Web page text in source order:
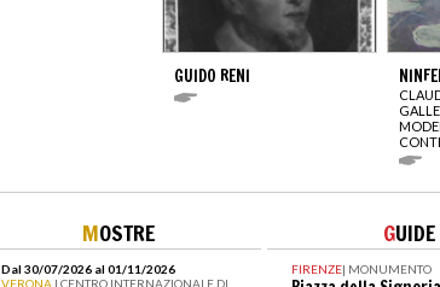
GUIDO RENI
MOSTRE
Dal 30/07/2026 al 01/11/2026
VERONA | CENTRO INTERNAZIONALE DI
GUIDE
FIRENZE| MONUMENTO